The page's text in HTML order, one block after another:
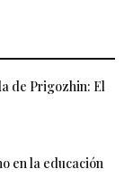
de Prigozhin: El
en la educación